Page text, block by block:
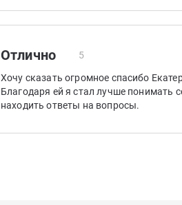
Отлично 5
Хочу сказать огромное спасибо
Благодаря ей я стал лучше понимать
находить ответы на вопросы.